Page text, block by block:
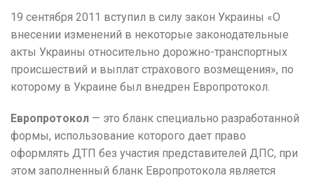
19 сентября 2011 вступил в силу закон Украины «О
внесении изменений в некоторые законодательные
акты Украины относительно дорожно-транспортных
происшествий и выплат страхового возмещения», по
которому в Украине был внедрен Европротокол.
Европротокол — это бланк специально разработанной
формы, использование которого дает право
оформлять ДТП без участия представителей ДПС, при
этом заполненный бланк Европротокола является